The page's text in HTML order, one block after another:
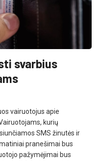
svarbius
vairuotojus apie
kurių
SMS žinutės ir
pranešimai bus
pažymėjimai bus